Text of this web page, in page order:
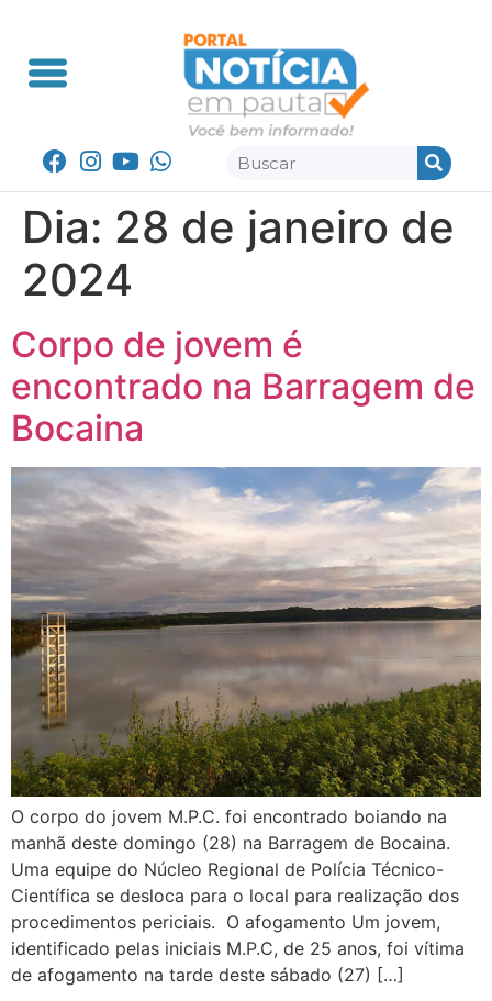
Dia: 28 de janeiro de
2024
Corpo de jovem é
encontrado na Barragem de
Bocaina
O corpo do jovem M.P.C. foi encontrado boiando na
manhã deste domingo (28) na Barragem de Bocaina.
Uma equipe do Núcleo Regional de Polícia Técnico-
Científica se desloca para o local para realização dos
procedimentos periciais. O afogamento Um jovem,
identificado pelas iniciais M.P.C, de 25 anos, foi vítima
de afogamento na tarde deste sábado (27) […]